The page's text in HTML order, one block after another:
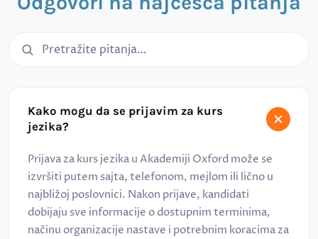
Kako mogu da se prijavim za kurs
jezika?
Prijava za kurs jezika u Akademiji Oxford može se
izvršiti putem sajta, telefonom, mejlom ili lično u
najbližoj poslovnici. Nakon prijave, kandidati
dobijaju sve informacije o dostupnim terminima,
načinu organizacije nastave i potrebnim koracima za